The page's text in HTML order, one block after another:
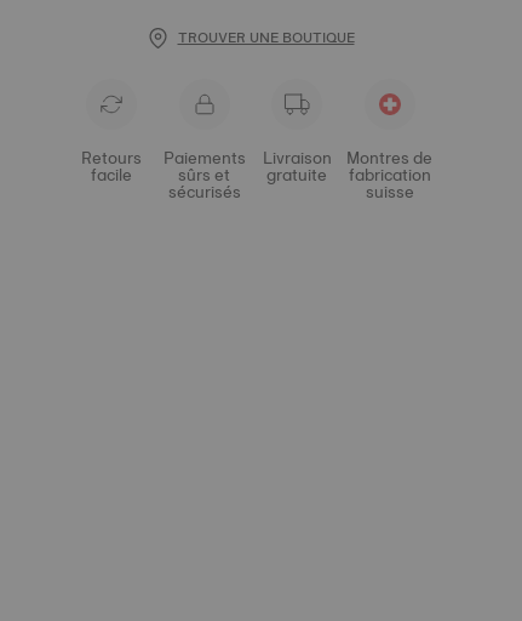
TROUVER UNE BOUTIQUE
Retours
facile
Paiements
sûrs et
sécurisés
Livraison
gratuite
Montres de
fabrication
suisse